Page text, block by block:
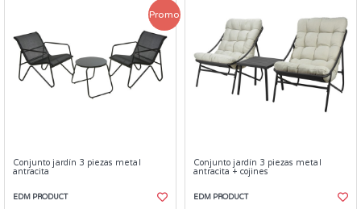
Promo
Conjunto jardín 3 piezas metal
antracita
EDM PRODUCT
Conjunto jardín 3 piezas metal
antracita + cojines
EDM PRODUCT